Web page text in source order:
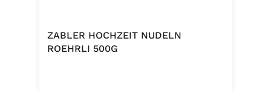
ZABLER HOCHZEIT NUDELN
ROEHRLI 500G